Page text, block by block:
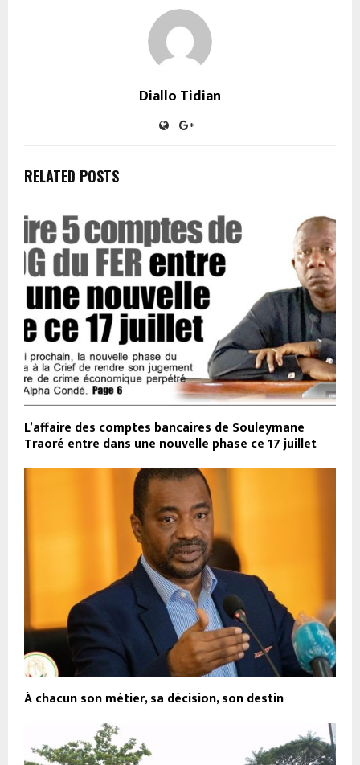
Diallo Tidian
RELATED POSTS
L’affaire des comptes bancaires de Souleymane
Traoré entre dans une nouvelle phase ce 17 juillet
À chacun son métier, sa décision, son destin